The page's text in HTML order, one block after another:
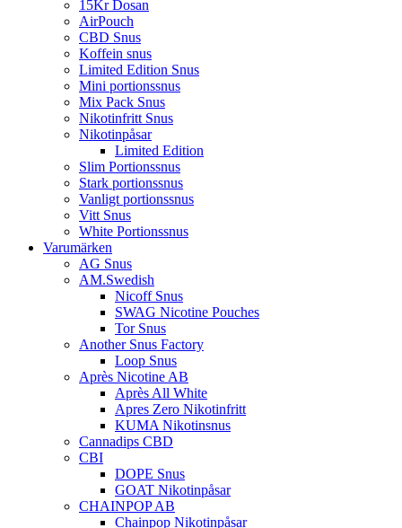
15Kr Dosan
AirPouch
CBD Snus
Koffein snus
Limited Edition Snus
Mini portionssnus
Mix Pack Snus
Nikotinfritt Snus
Nikotinpåsar
Limited Edition
Slim Portionssnus
Stark portionssnus
Vanligt portionssnus
Vitt Snus
White Portionssnus
Varumärken
AG Snus
AM.Swedish
Nicoff Snus
SWAG Nicotine Pouches
Tor Snus
Another Snus Factory
Loop Snus
Après Nicotine AB
Après All White
Apres Zero Nikotinfritt
KUMA Nikotinsnus
Cannadips CBD
CBI
DOPE Snus
GOAT Nikotinpåsar
CHAINPOP AB
Chainpop Nikotinpåsar